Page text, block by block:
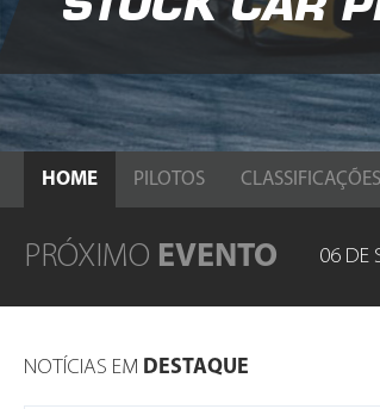
HOME PILOTOS CLASSIFICAÇÕES
PRÓXIMO EVENTO 06 DE
NOTÍCIAS EM DESTAQUE